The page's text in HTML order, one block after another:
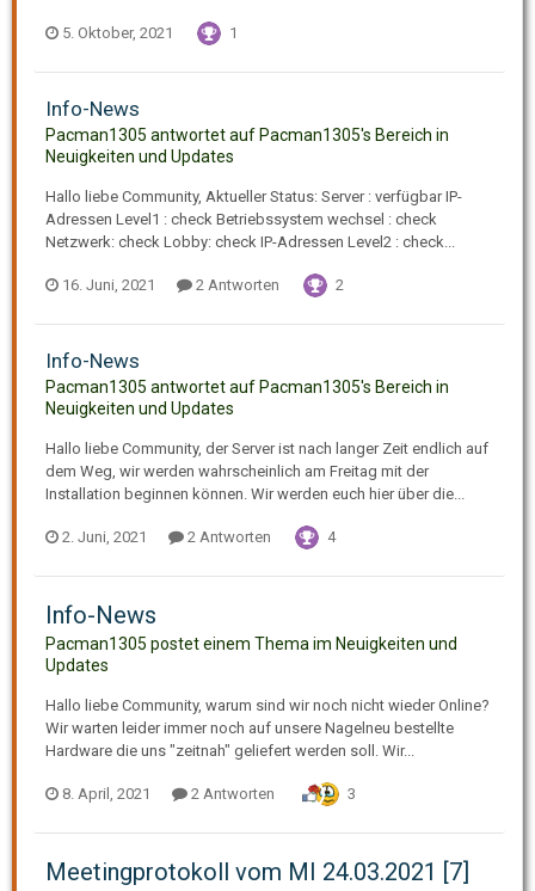
5. Oktober, 2021 1
Info-News
Pacman1305 antwortet auf Pacman1305's Bereich in
Neuigkeiten und Updates
Hallo liebe Community, Aktueller Status: Server : verfügbar IP-
Adressen Level1 : check Betriebssystem wechsel : check
Netzwerk: check Lobby: check IP-Adressen Level2 : check...
16. Juni, 2021 2 Antworten 2
Info-News
Pacman1305 antwortet auf Pacman1305's Bereich in
Neuigkeiten und Updates
Hallo liebe Community, der Server ist nach langer Zeit endlich auf
dem Weg, wir werden wahrscheinlich am Freitag mit der
Installation beginnen können. Wir werden euch hier über die...
2. Juni, 2021 2 Antworten 4
Info-News
Pacman1305 postet einem Thema im Neuigkeiten und
Updates
Hallo liebe Community, warum sind wir noch nicht wieder Online?
Wir warten leider immer noch auf unsere Nagelneu bestellte
Hardware die uns "zeitnah" geliefert werden soll. Wir...
8. April, 2021 2 Antworten 3
Meetingprotokoll vom MI 24.03.2021 [7]